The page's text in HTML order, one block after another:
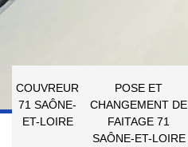
COUVREUR
71 SAÔNE-
ET-LOIRE
POSE ET
CHANGEMENT DE
FAITAGE 71
SAÔNE-ET-LOIRE